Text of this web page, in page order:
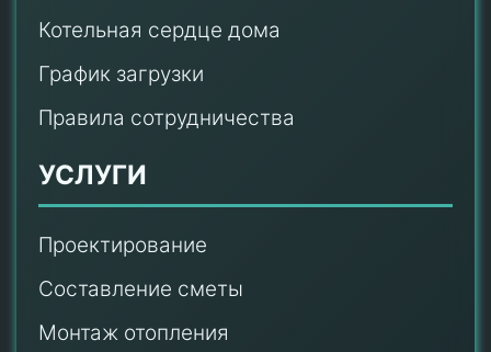
Котельная сердце дома
График загрузки
Правила сотрудничества
УСЛУГИ
Проектирование
Составление сметы
Монтаж отопления